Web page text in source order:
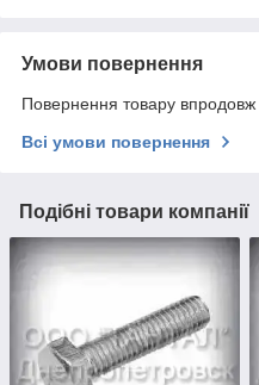
Умови повернення
Повернення товару впродовж
Всі умови повернення
Подібні товари компанії